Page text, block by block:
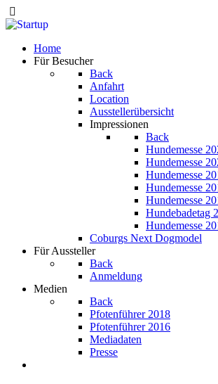
Home
Für Besucher
Back
Anfahrt
Location
Ausstellerübersicht
Impressionen
Back
Hundemesse
Hundemesse
Hundemesse
Hundemesse
Hundemesse
Hundebadetag
Hundemesse
Coburgs Next Dogmodel
Für Aussteller
Back
Anmeldung
Medien
Back
Pfotenführer 2018
Pfotenführer 2016
Mediadaten
Presse